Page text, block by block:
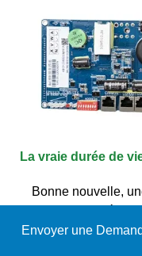
La vraie durée de
Bonne nouvelle,
par an. Cela
Envoyer une